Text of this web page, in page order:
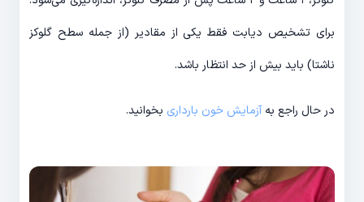
برای تشخیص دیابت فقط یکی از مقادیر (از جمله سطح گلوکز
ناشتا) باید بیش از حد انتظار باشد.
در حال راجع به آزمایش خون بارداری بخوانید.